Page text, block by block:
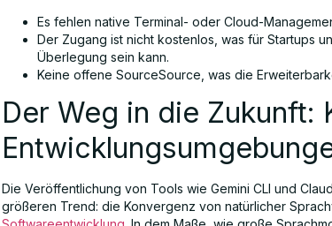
Es fehlen native Terminal- oder Cloud-
Der Zugang ist nicht kostenlos, was für Startups
Überlegung sein kann.
Keine offene SourceSource, was die
Der Weg in die Zukunft:
Die Veröffentlichung von Tools wie Gemini CLI und
größeren Trend: die Konvergenz von natürlicher